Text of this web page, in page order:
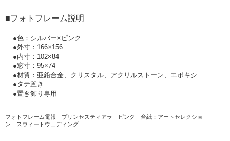
■フォトフレーム説明
●色：シルバー×ピンク
●外寸：166×156
●内寸：102×84
●窓寸：95×74
●材質：亜鉛合金、クリスタル、アクリルストーン、エポキシ
●タテ置き
●置き飾り専用
フォトフレーム電報 プリンセスティアラ ピンク 台紙：アートセレクショ
ン スウィートウェディング